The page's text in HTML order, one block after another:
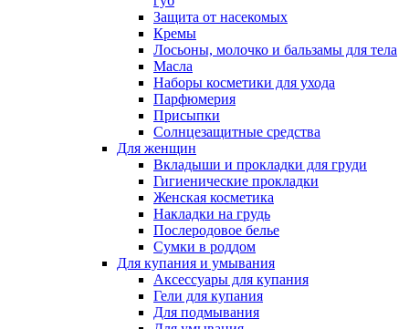
Защита от насекомых
Кремы
Лосьоны, молочко и бальзамы для тела
Масла
Наборы косметики для ухода
Парфюмерия
Присыпки
Солнцезащитные средства
Для женщин
Вкладыши и прокладки для груди
Гигиенические прокладки
Женская косметика
Накладки на грудь
Послеродовое белье
Сумки в роддом
Для купания и умывания
Аксессуары для купания
Гели для купания
Для подмывания